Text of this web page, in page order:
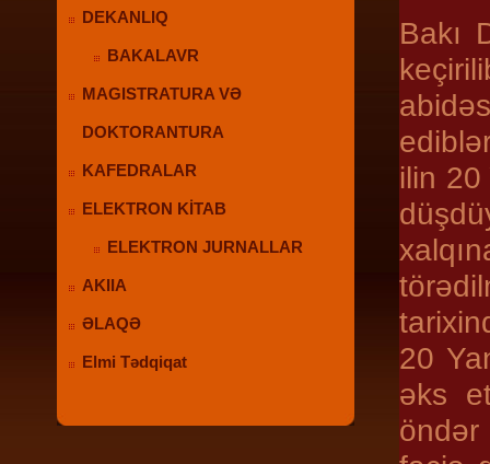
DEKANLIQ
BAKALAVR
MAGISTRATURA VƏ
DOKTORANTURA
KAFEDRALAR
ELEKTRON KİTAB
ELEKTRON JURNALLAR
AKIIA
ƏLAQƏ
Elmi Tədqiqat
Bakı
ilin 20
20
əks